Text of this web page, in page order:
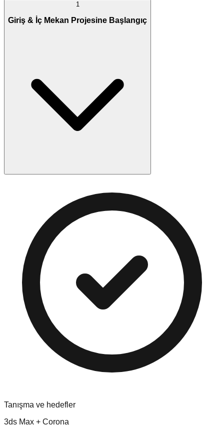
1
Giriş & İç Mekan Projesine Başlangıç
Tanışma ve hedefler
3ds Max + Corona